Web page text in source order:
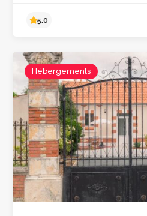
5.0
Hébergements